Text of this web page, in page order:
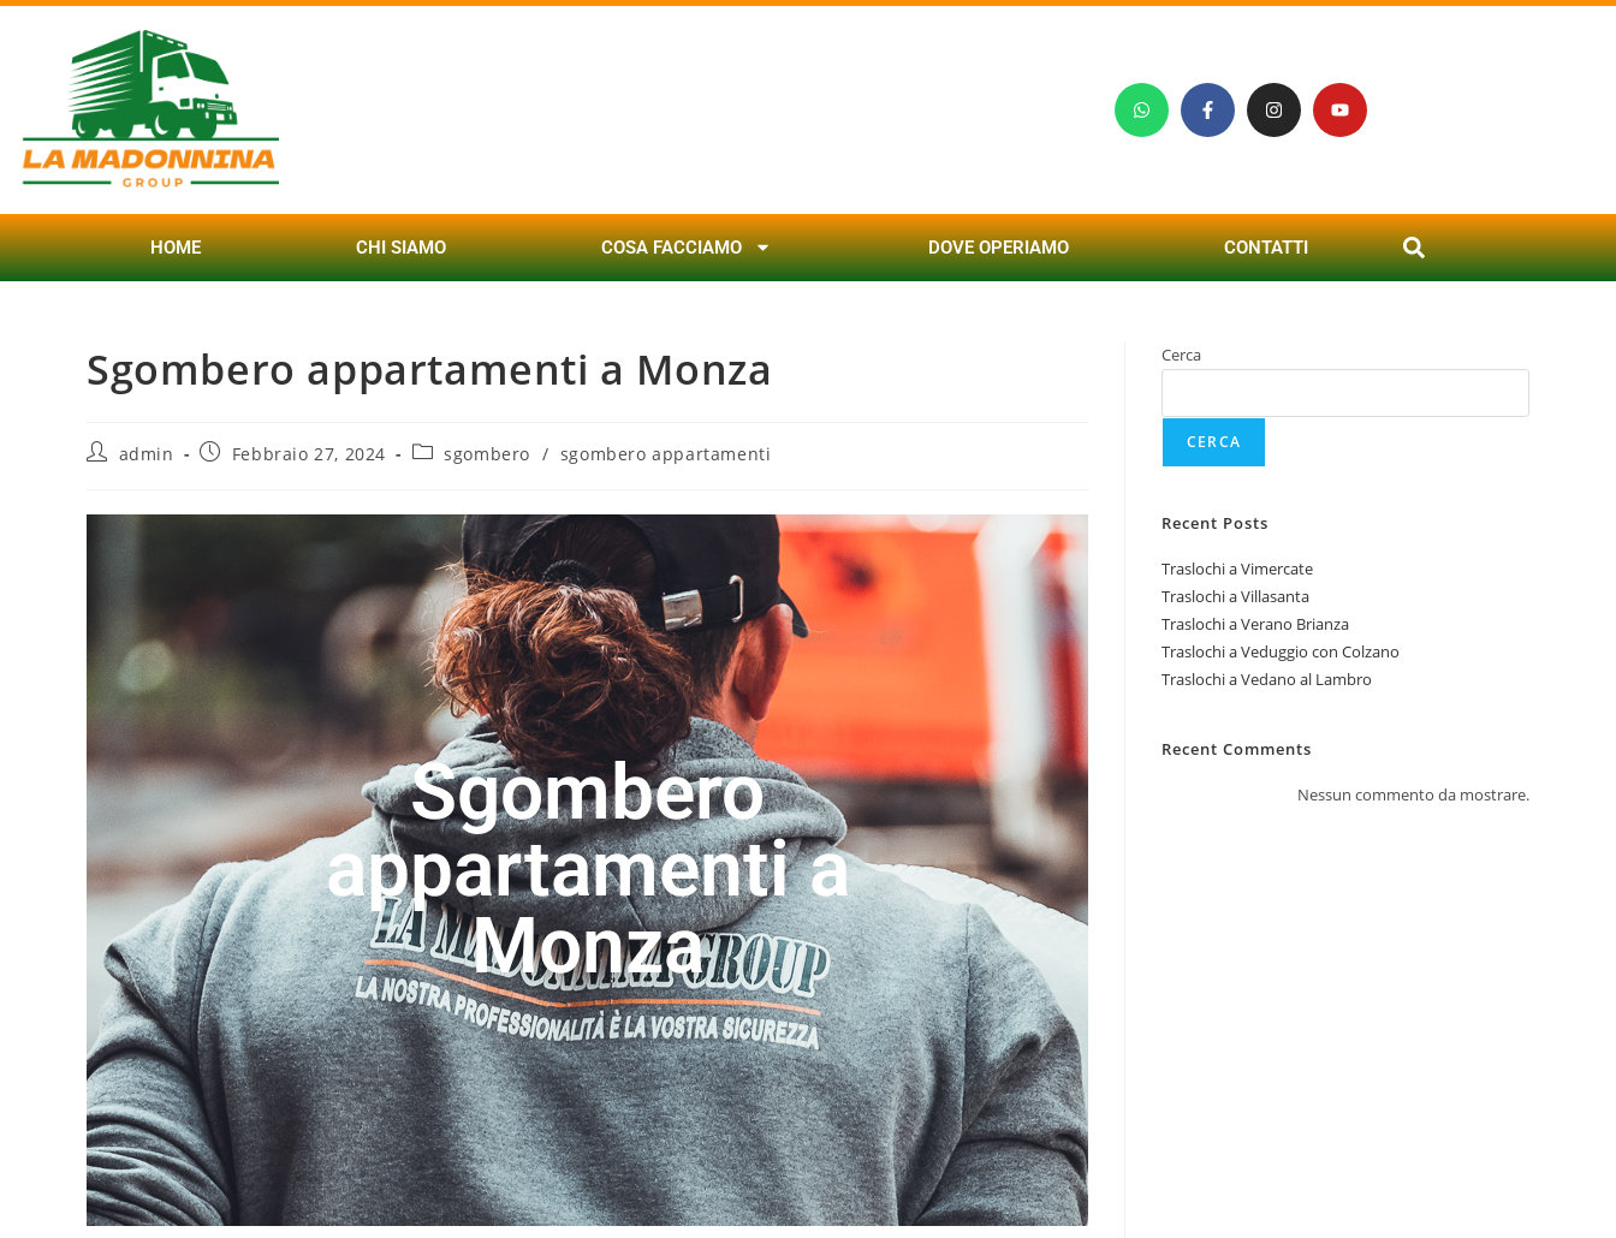
HOME CHI SIAMO COSA FACCIAMO DOVE OPERIAMO CONTATTI
Sgombero appartamenti a Monza
admin Febbraio 27, 2024 sgombero / sgombero appartamenti
Sgombero
appartamenti a
Monza
Cerca
CERCA
Recent Posts
Traslochi a Vimercate
Traslochi a Villasanta
Traslochi a Verano Brianza
Traslochi a Veduggio con Colzano
Traslochi a Vedano al Lambro
Recent Comments
Nessun commento da mostrare.